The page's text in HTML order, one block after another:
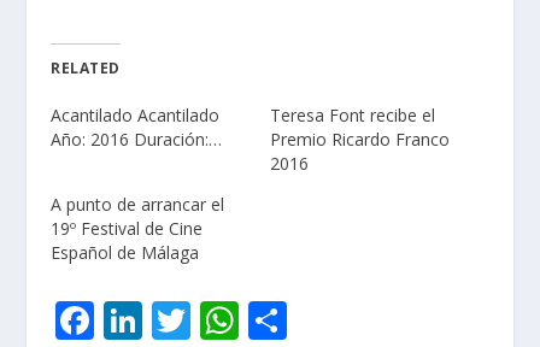
RELATED
Acantilado Acantilado
Año: 2016 Duración:…
Teresa Font recibe el
Premio Ricardo Franco
2016
A punto de arrancar el
19º Festival de Cine
Español de Málaga
F Li T W